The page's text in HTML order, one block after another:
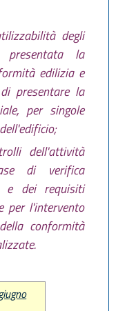
degli
la
edilizia e
presentare la
per singole
dell'attività
di verifica
e dei requisiti
per l'intervento
conformità